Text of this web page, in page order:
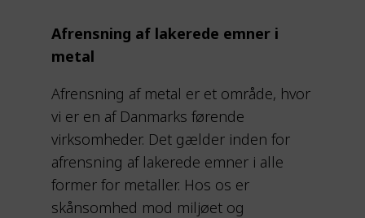
Afrensning af lakerede emner i
metal
Afrensning af metal er et område, hvor
vi er en af Danmarks førende
virksomheder. Det gælder inden for
afrensning af lakerede emner i alle
former for metaller. Hos os er
skånsomhed mod miljøet og